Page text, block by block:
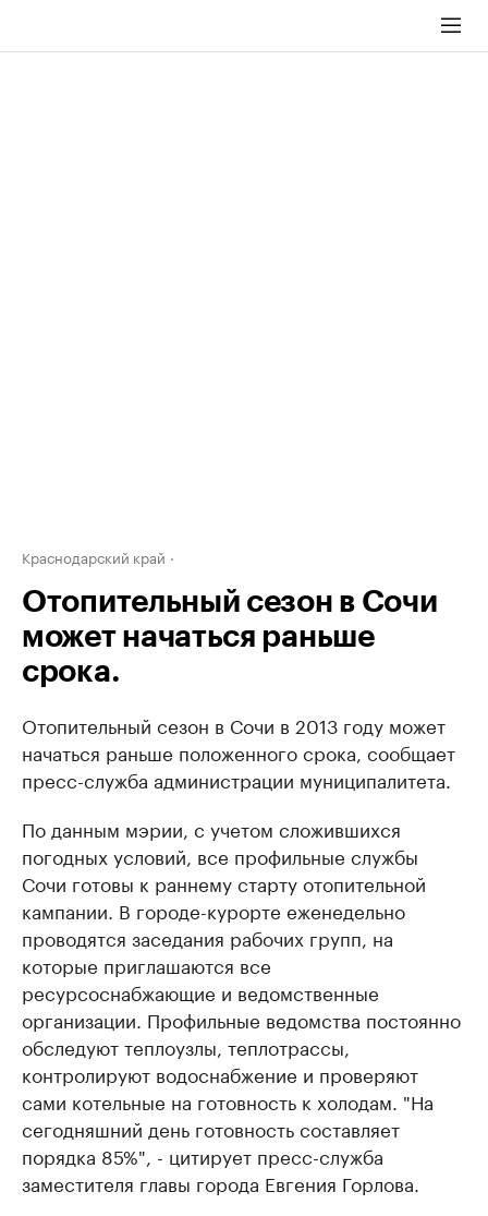
Краснодарский край
Отопительный сезон в Сочи
может начаться раньше
срока.
Отопительный сезон в Сочи в 2013 году может
начаться раньше положенного срока, сообщает
пресс-служба администрации муниципалитета.
По данным мэрии, с учетом сложившихся
погодных условий, все профильные службы
Сочи готовы к раннему старту отопительной
кампании. В городе-курорте еженедельно
проводятся заседания рабочих групп, на
которые приглашаются все
ресурсоснабжающие и ведомственные
организации. Профильные ведомства постоянно
обследуют теплоузлы, теплотрассы,
контролируют водоснабжение и проверяют
сами котельные на готовность к холодам. "На
сегодняшний день готовность составляет
порядка 85%", - цитирует пресс-служба
заместителя главы города Евгения Горлова.